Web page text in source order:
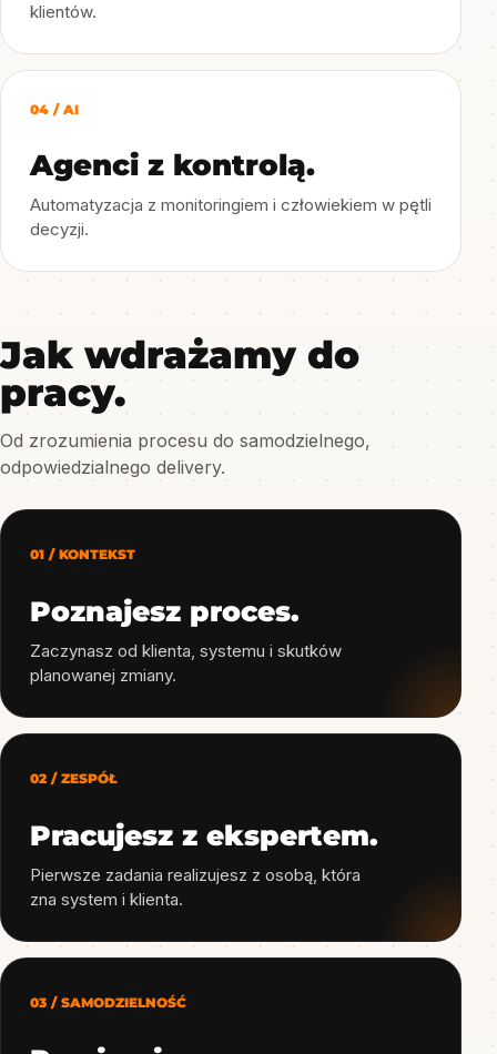
klientów.
04 / AI
Agenci z kontrolą.
Automatyzacja z monitoringiem i człowiekiem w pętli
decyzji.
Jak wdrażamy do
pracy.
Od zrozumienia procesu do samodzielnego,
odpowiedzialnego delivery.
01 / KONTEKST
Poznajesz proces.
Zaczynasz od klienta, systemu i skutków
planowanej zmiany.
02 / ZESPÓŁ
Pracujesz z ekspertem.
Pierwsze zadania realizujesz z osobą, która
zna system i klienta.
03 / SAMODZIELNOŚĆ